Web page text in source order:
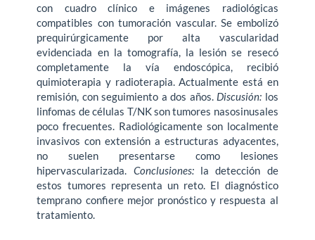
con cuadro clínico e imágenes radiológicas
compatibles con tumoración vascular. Se embolizó
prequirúrgicamente por alta vascularidad
evidenciada en la tomografía, la lesión se resecó
completamente la vía endoscópica, recibió
quimioterapia y radioterapia. Actualmente está en
remisión, con seguimiento a dos años. Discusión: los
linfomas de células T/NK son tumores nasosinusales
poco frecuentes. Radiológicamente son localmente
invasivos con extensión a estructuras adyacentes,
no suelen presentarse como lesiones
hipervascularizada. Conclusiones: la detección de
estos tumores representa un reto. El diagnóstico
temprano confiere mejor pronóstico y respuesta al
tratamiento.